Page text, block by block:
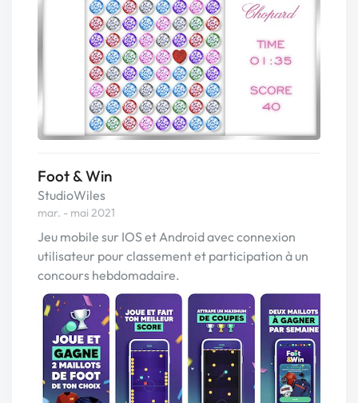
Foot & Win
StudioWiles
mar. - mai 2021
Jeu mobile sur IOS et Android avec connexion
utilisateur pour classement et participation à un
concours hebdomadaire.